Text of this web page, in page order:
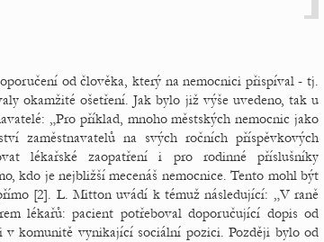
od člověka, který na nemocnici přispíval - tj.
okamžité ošetření. Jak bylo již výše uvedeno, tak u
„Pro příklad, mnoho městských nemocnic jako
zaměstnavatelů na svých ročních příspěvkových
lékařské zaopatření i pro rodinné příslušníky
kdo je nejbližší mecenáš nemocnice. Tento mohl být
[2]. L. Mitton uvádí k témuž následující: „V raně
lékařů: pacient potřeboval doporučující dopis od
v komunitě vynikající sociální pozici. Později bylo od